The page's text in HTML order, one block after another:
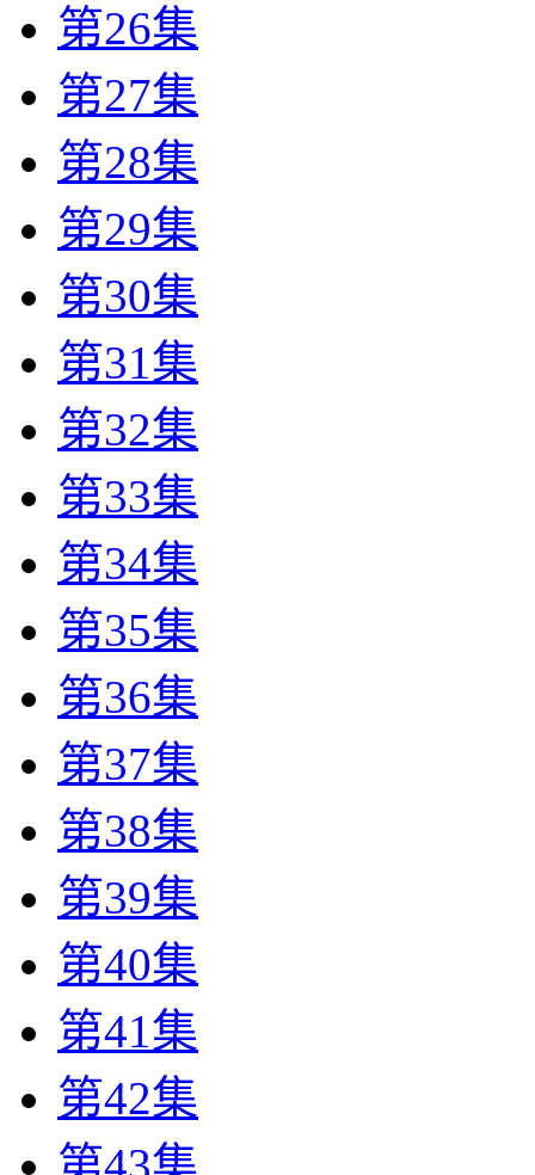
第26集
第27集
第28集
第29集
第30集
第31集
第32集
第33集
第34集
第35集
第36集
第37集
第38集
第39集
第40集
第41集
第42集
第43集